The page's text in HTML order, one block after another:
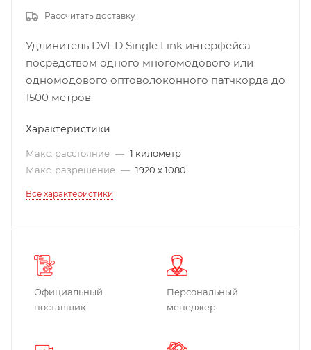
Рассчитать доставку
Удлинитель DVI-D Single Link интерфейса
посредством одного многомодового или
одномодового оптоволоконного патчкорда до
1500 метров
Характеристики
Макс. расстояние — 1 километр
Макс. разрешение — 1920 x 1080
Все характеристики
Официальный
поставщик
Персональный
менеджер